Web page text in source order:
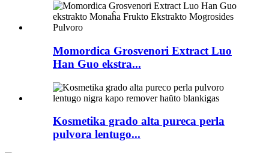
Momordica Grosvenori Extract Luo
Han Guo ekstra...
Kosmetika grado alta pureca perla
pulvora lentugo...